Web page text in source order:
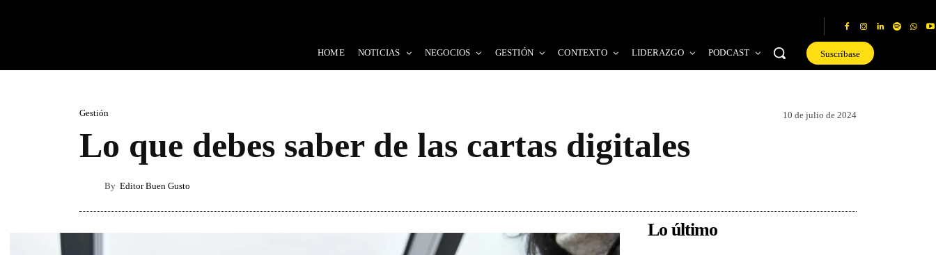
HOME NOTICIAS NEGOCIOS GESTIÓN CONTEXTO LIDERAZGO PODCAST Suscríbase
Gestión 10 de julio de 2024
Lo que debes saber de las cartas digitales
By Editor Buen Gusto
Lo último